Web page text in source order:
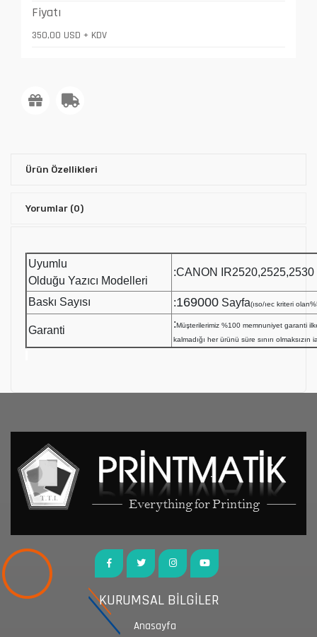
Fiyatı
350,00 USD + KDV
Ürün Özellikleri
Yorumlar (0)
Uyumlu
Olduğu Yazıcı Modelleri
:CANON IR2520,2525,2530
Baskı Sayısı :169000 Sayfa(ıso/ıec kriteri
Garanti
:Müşterilerimiz %100 memnuniyet garanti
kalmadığı her ürünü süre sınırı olmaksızın
KURUMSAL BİLGİLER
Anasayfa